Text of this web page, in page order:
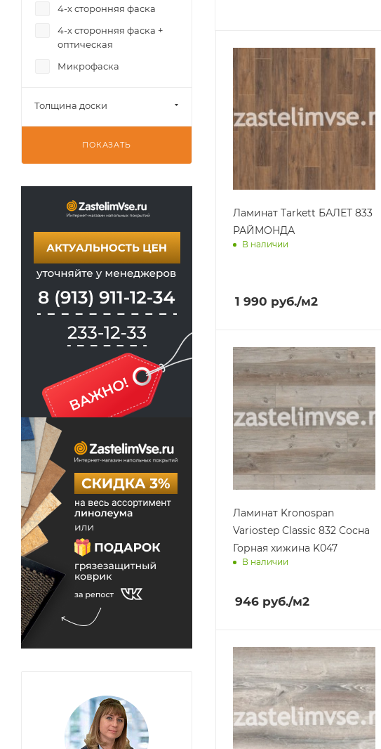
Ламинат Tarkett БАЛЕТ 833
РАЙМОНДА
В наличии
1 990 руб./м2
Ламинат Kronospan
Variostep Classic 832 Сосна
Горная хижина K047
В наличии
946 руб./м2
4-х сторонняя фаска
4-х сторонняя фаска +
оптическая
Микрофаска
Толщина доски
ПОКАЗАТЬ